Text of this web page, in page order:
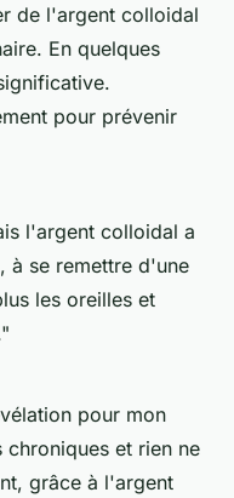
de l'argent colloidal
En quelques
pour prévenir
l'argent colloidal a
à se remettre d'une
les oreilles et
pour mon
et rien ne
grâce à l'argent